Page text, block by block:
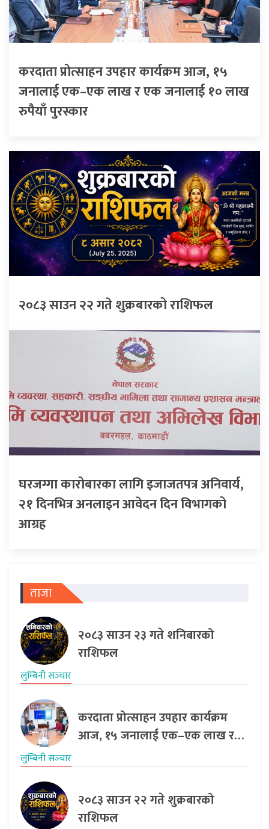
करदाता प्रोत्साहन उपहार कार्यक्रम आज, १५
जनालाई एक–एक लाख र एक जनालाई १० लाख
रुपैयाँ पुरस्कार
२०८३ साउन २२ गते शुक्रबारको राशिफल
घरजग्गा कारोबारका लागि इजाजतपत्र अनिवार्य,
२१ दिनभित्र अनलाइन आवेदन दिन विभागको
आग्रह
ताजा
२०८३ साउन २३ गते शनिबारको
राशिफल
लुम्बिनी सञ्‍चार
करदाता प्रोत्साहन उपहार कार्यक्रम
आज, १५ जनालाई एक–एक लाख र…
लुम्बिनी सञ्‍चार
२०८३ साउन २२ गते शुक्रबारको
राशिफल